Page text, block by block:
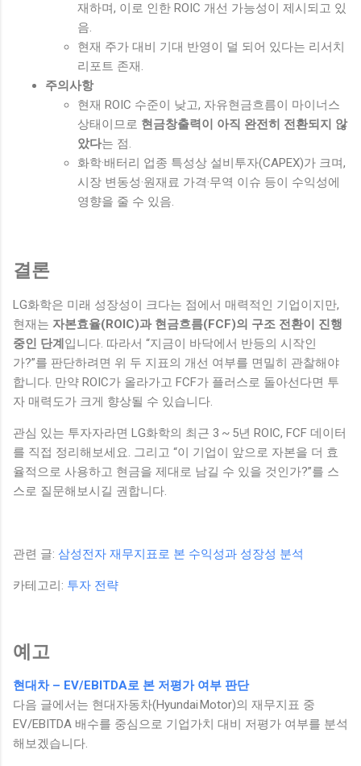
재하며, 이로 인한 ROIC 개선 가능성이 제시되고 있
음.
현재 주가 대비 기대 반영이 덜 되어 있다는 리서치
리포트 존재.
주의사항
현재 ROIC 수준이 낮고, 자유현금흐름이 마이너스
상태이므로 현금창출력이 아직 완전히 전환되지 않
았다는 점.
화학·배터리 업종 특성상 설비투자(CAPEX)가 크며,
시장 변동성·원재료 가격·무역 이슈 등이 수익성에
영향을 줄 수 있음.
결론
LG화학은 미래 성장성이 크다는 점에서 매력적인 기업이지만,
현재는 자본효율(ROIC)과 현금흐름(FCF)의 구조 전환이 진행
중인 단계 입니다. 따라서 “지금이 바닥에서 반등의 시작인
가?”를 판단하려면 위 두 지표의 개선 여부를 면밀히 관찰해야
합니다. 만약 ROIC가 올라가고 FCF가 플러스로 돌아선다면 투
자 매력도가 크게 향상될 수 있습니다.
관심 있는 투자자라면 LG화학의 최근 3 ~ 5년 ROIC, FCF 데이터
를 직접 정리해보세요. 그리고 “이 기업이 앞으로 자본을 더 효
율적으로 사용하고 현금을 제대로 남길 수 있을 것인가?”를 스
스로 질문해보시길 권합니다.
관련 글: 삼성전자 재무지표로 본 수익성과 성장성 분석
카테고리: 투자 전략
예고
현대차 – EV/EBITDA로 본 저평가 여부 판단
다음 글에서는 현대자동차(Hyundai Motor)의 재무지표 중
EV/EBITDA 배수를 중심으로 기업가치 대비 저평가 여부를 분석
해보겠습니다.